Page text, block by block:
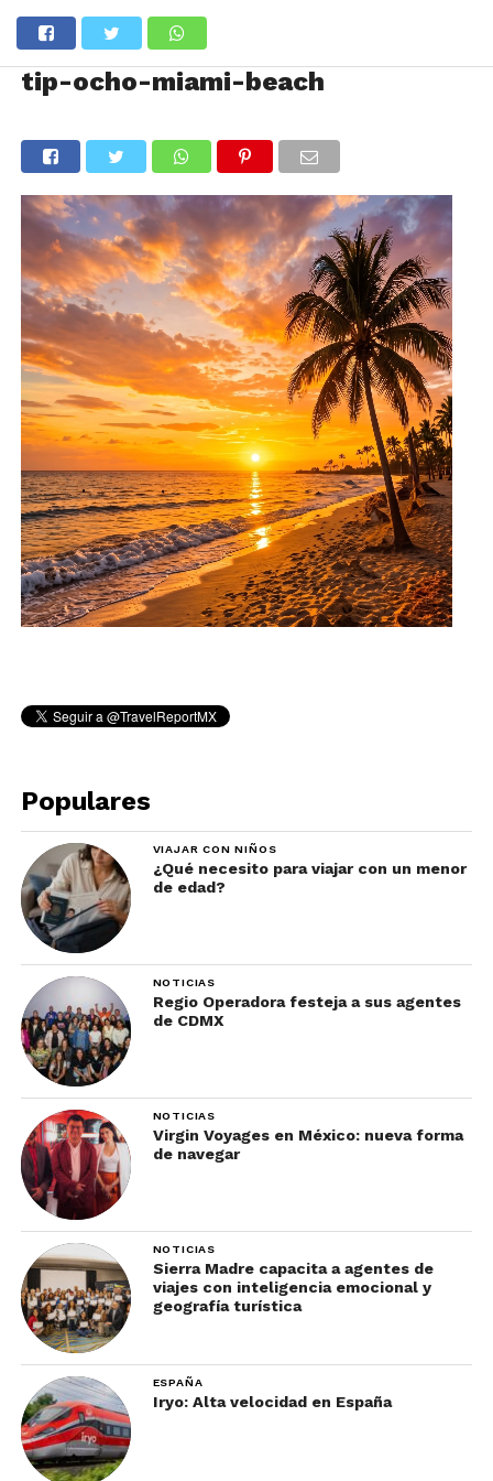
tip-ocho-miami-beach
Populares
VIAJAR CON NIÑOS
¿Qué necesito para viajar con un menor
de edad?
NOTICIAS
Regio Operadora festeja a sus agentes
de CDMX
NOTICIAS
Virgin Voyages en México: nueva forma
de navegar
NOTICIAS
Sierra Madre capacita a agentes de
viajes con inteligencia emocional y
geografía turística
ESPAÑA
Iryo: Alta velocidad en España